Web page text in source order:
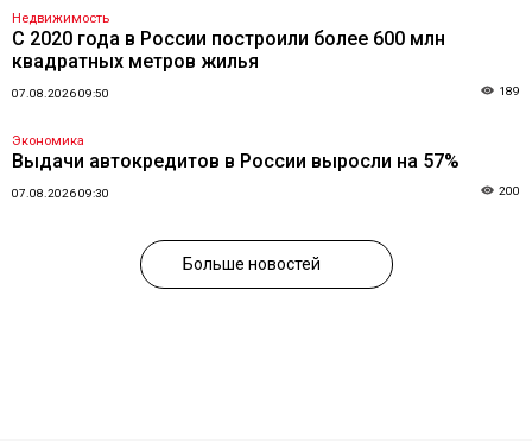
Недвижимость
С 2020 года в России построили более 600 млн
квадратных метров жилья
07.08.2026 09:50 189
Экономика
Выдачи автокредитов в России выросли на 57%
07.08.2026 09:30 200
Больше новостей